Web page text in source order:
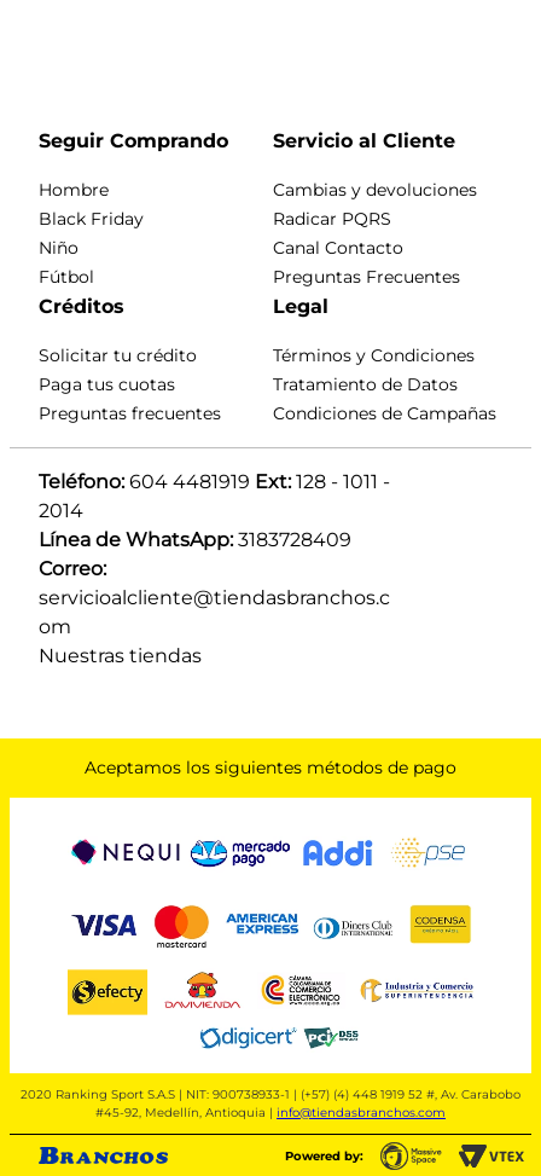
Seguir Comprando
Hombre
Black Friday
Niño
Fútbol
Servicio al Cliente
Cambias y devoluciones
Radicar PQRS
Canal Contacto
Preguntas Frecuentes
Créditos
Solicitar tu crédito
Paga tus cuotas
Preguntas frecuentes
Legal
Términos y Condiciones
Tratamiento de Datos
Condiciones de Campañas
Teléfono: 604 4481919 Ext: 128 - 1011 -
2014
Línea de WhatsApp: 3183728409
Correo:
servicioalcliente@tiendasbranchos.c
om
Nuestras tiendas
Aceptamos los siguientes métodos de pago
2020 Ranking Sport S.A.S | NIT: 900738933-1 | (+57) (4) 448 1919 52 #, Av. Carabobo
#45-92, Medellín, Antioquia | info@tiendasbranchos.com
Powered by: